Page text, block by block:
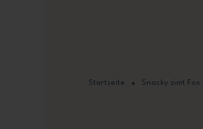
Startseite Snacky zimt Fox